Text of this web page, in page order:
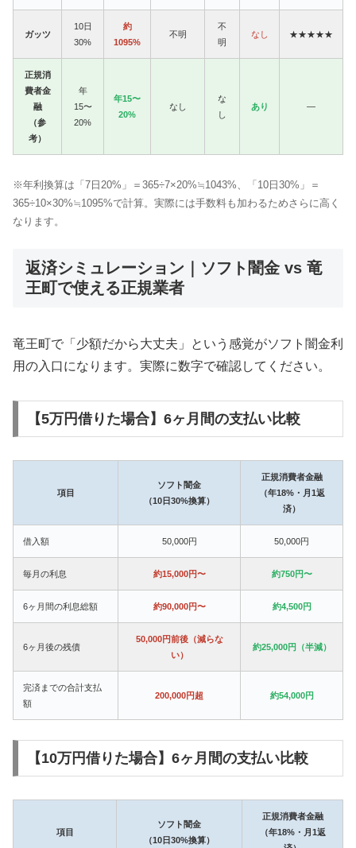
ガッツ
10日
30%
約
1095%
不明
不
明
なし ★★★★★
正規消
費者金
融
（参
考）
年
15〜
20%
年15〜
20%
なし
な
し
あり —
※年利換算は「7日20%」＝365÷7×20%≒1043%、「10日30%」＝
365÷10×30%≒1095%で計算。実際には手数料も加わるためさらに高く
なります。
返済シミュレーション｜ソフト闇金 vs 竜
王町で使える正規業者
竜王町で「少額だから大丈夫」という感覚がソフト闇金利
用の入口になります。実際に数字で確認してください。
【5万円借りた場合】6ヶ月間の支払い比較
項目
ソフト闇金
（10日30%換算）
正規消費者金融
（年18%・月1返
済）
借入額 50,000円 50,000円
毎月の利息 約15,000円〜 約750円〜
6ヶ月間の利息総額 約90,000円〜 約4,500円
6ヶ月後の残債
50,000円前後（減らな
い）
約25,000円（半減）
完済までの合計支払
額
200,000円超 約54,000円
【10万円借りた場合】6ヶ月間の支払い比較
項目
ソフト闇金
（10日30%換算）
正規消費者金融
（年18%・月1返